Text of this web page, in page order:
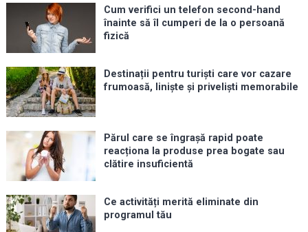
Cum verifici un telefon second-hand
înainte să îl cumperi de la o persoană
fizică
Destinații pentru turiști care vor cazare
frumoasă, liniște și priveliști memorabile
Părul care se îngrașă rapid poate
reacționa la produse prea bogate sau
clătire insuficientă
Ce activități merită eliminate din
programul tău